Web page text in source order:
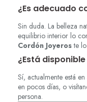
¿Es adecuado
Sin duda. La belleza
equilibrio interior lo
Cordón Joyeroste
¿Está
Sí, actualmente está
en pocos días, o
persona.